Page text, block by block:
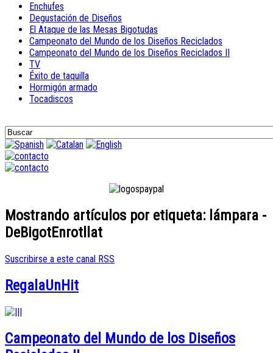
Enchufes
Degustación de Diseños
El Ataque de las Mesas Bigotudas
Campeonato del Mundo de los Diseños Reciclados
Campeonato del Mundo de los Diseños Reciclados II
TV
Éxito de taquilla
Hormigón armado
Tocadiscos
Mostrando artículos por etiqueta: lámpara -
DeBigotEnrotllat
Suscribirse a este canal RSS
RegalaUnHit
Campeonato del Mundo de los Diseños